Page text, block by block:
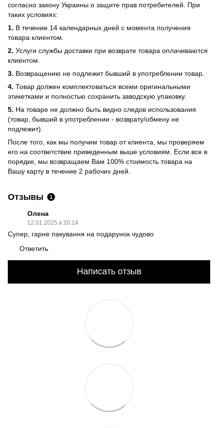
согласно закону Украины о защите прав потребителей. При
таких условиях:
1. В течение 14 календарных дней с момента получения
товара клиентом.
2. Услуги службы доставки при возврате товара оплачиваются
клиентом.
3. Возвращению не подлежит бывший в употреблении товар.
4. Товар должен комплектоваться всеми оригинальными
этикетками и полностью сохранить заводскую упаковку.
5. На товаре не должно быть видно следов использования
(товар, бывший в употреблении - возврату/обмену не
подлежит).
После того, как мы получим товар от клиента, мы проверяем
его на соответствие приведенным выше условиям. Если все в
порядке, мы возвращаем Вам 100% стоимость товара на
Вашу карту в течение 2 рабочих дней.
Отзывы 1
Олена
12.01.2025 в 20:14
Супер, гарне пакування на подарунок чудово
Ответить
Написать отзыв